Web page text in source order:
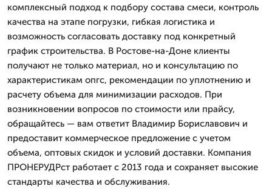
комплексный подход к подбору состава смеси, контроль
качества на этапе погрузки, гибкая логистика и
возможность согласовать доставку под конкретный
график строительства. В Ростове-на-Доне клиенты
получают не только материал, но и консультацию по
характеристикам опгс, рекомендации по уплотнению и
расчету объема для минимизации расходов. При
возникновении вопросов по стоимости или прайсу,
обращайтесь — вам ответит Владимир Бориславович и
предоставит коммерческое предложение с учетом
объема, оптовых скидок и условий доставки. Компания
ПРОНЕРУДРст работает с 2013 года и сохраняет высокие
стандарты качества и обслуживания.